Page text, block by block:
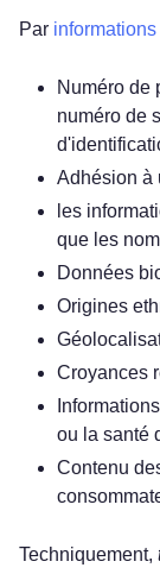
Par
Numéro de
numéro de
Adhésion à
les
que les
Données
Origines
Croyances
ou la santé
Contenu
Techniquement,